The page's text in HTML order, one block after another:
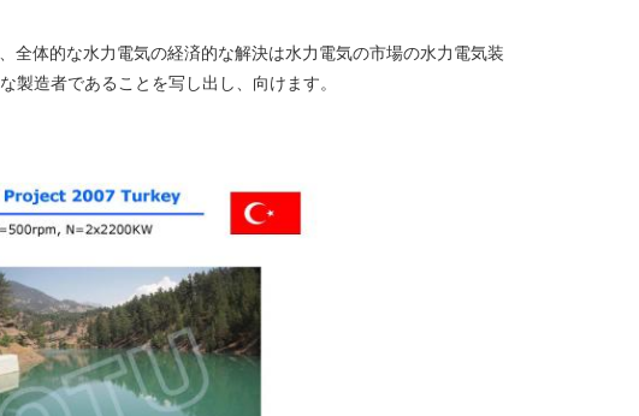
全体的な水力電気の経済的な解決は水力電気の市場の水力電気装
製造者であることを写し出し、向けます。